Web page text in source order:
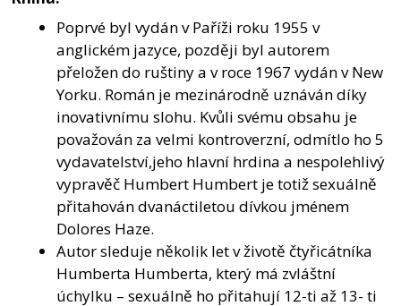
Poprvé byl vydán v Paříži roku 1955 v
anglickém jazyce, později byl autorem
přeložen do ruštiny a v roce 1967 vydán v New
Yorku. Román je mezinárodně uznáván díky
inovativnímu slohu. Kvůli svému obsahu je
považován za velmi kontroverzní, odmítlo ho 5
vydavatelství,jeho hlavní hrdina a nespolehlivý
vypravěč Humbert Humbert je totiž sexuálně
přitahován dvanáctiletou dívkou jménem
Dolores Haze.
Autor sleduje několik let v životě čtyřicátníka
Humberta Humberta, který má zvláštní
úchylku – sexuálně ho přitahují 12-ti až 13- ti